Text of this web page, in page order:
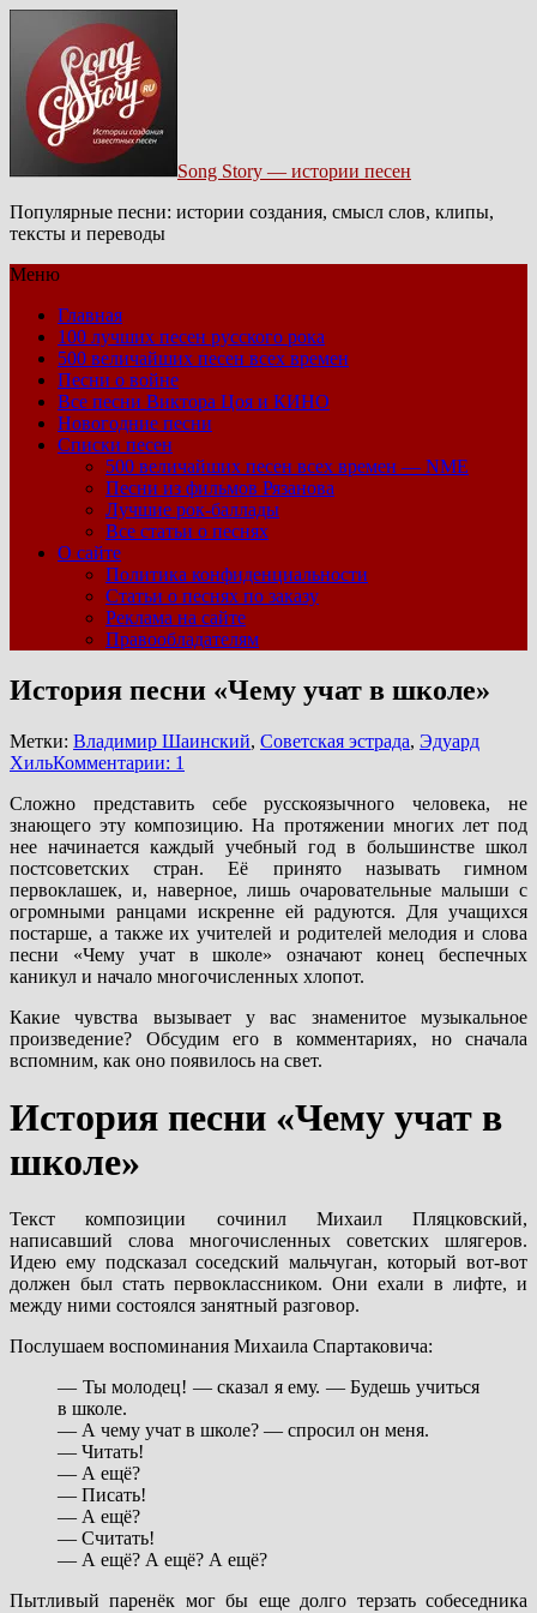
Song Story — истории песен
Популярные песни: истории создания, смысл слов, клипы,
тексты и переводы
Меню
Главная
100 лучших песен русского рока
500 величайших песен всех времен
Песни о войне
Все песни Виктора Цоя и КИНО
Новогодние песни
Списки песен
500 величайших песен всех времен — NME
Песни из фильмов Рязанова
Лучшие рок-баллады
Все статьи о песнях
О сайте
Политика конфиденциальности
Статьи о песнях по заказу
Реклама на сайте
Правообладателям
История песни «Чему учат в школе»
Метки: Владимир Шаинский, Советская эстрада, Эдуард
ХильКомментарии: 1
Сложно представить себе русскоязычного человека, не
знающего эту композицию. На протяжении многих лет под
нее начинается каждый учебный год в большинстве школ
постсоветских стран. Её принято называть гимном
первоклашек, и, наверное, лишь очаровательные малыши с
огромными ранцами искренне ей радуются. Для учащихся
постарше, а также их учителей и родителей мелодия и слова
песни «Чему учат в школе» означают конец беспечных
каникул и начало многочисленных хлопот.
Какие чувства вызывает у вас знаменитое музыкальное
произведение? Обсудим его в комментариях, но сначала
вспомним, как оно появилось на свет.
История песни «Чему учат в
школе»
Текст композиции сочинил Михаил Пляцковский,
написавший слова многочисленных советских шлягеров.
Идею ему подсказал соседский мальчуган, который вот-вот
должен был стать первоклассником. Они ехали в лифте, и
между ними состоялся занятный разговор.
Послушаем воспоминания Михаила Спартаковича:
— Ты молодец! — сказал я ему. — Будешь учиться
в школе.
— А чему учат в школе? — спросил он меня.
— Читать!
— А ещё?
— Писать!
— А ещё?
— Считать!
— А ещё? А ещё? А ещё?
Пытливый паренёк мог бы еще долго терзать собеседника